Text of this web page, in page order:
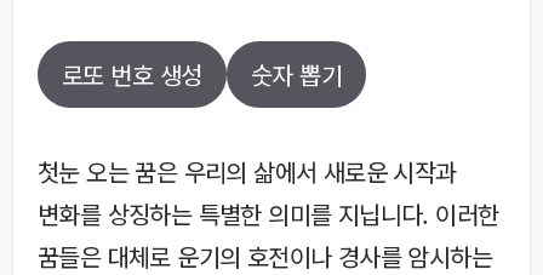
로또 번호 생성 숫자 뽑기
첫눈 오는 꿈은 우리의 삶에서 새로운 시작과
변화를 상징하는 특별한 의미를 지닙니다. 이러한
꿈들은 대체로 운기의 호전이나 경사를 암시하는